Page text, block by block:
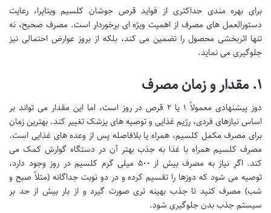
برای بهره مندی حداکثری از فواید قرص جوشان کلسیم ویتاپرا، رعایت
دستورالعمل های مصرف از اهمیت ویژه ای برخوردار است. مصرف صحیح، نه
تنها اثربخشی محصول را تضمین می کند، بلکه از بروز عوارض احتمالی نیز
جلوگیری می نماید.
۱. مقدار و زمان مصرف
دوز پیشنهادی معمولاً ۱ یا ۲ قرص در روز است، اما این مقدار می تواند بر
اساس نیازهای فردی، رژیم غذایی و توصیه های پزشک تغییر کند. بهترین زمان
برای مصرف مکمل کلسیم، همراه یا بلافاصله پس از وعده های غذایی است.
مصرف کلسیم همراه با غذا به جذب بهتر آن در دستگاه گوارش کمک می
کند. اگر نیاز به مصرف بیش از ۵۰۰ میلی گرم کلسیم در روز وجود دارد،
توصیه می شود که دوزها را تقسیم کرده و در دو نوبت جداگانه (مثلاً صبح و
شب) مصرف کنید تا جذب بهینه تری صورت گیرد و از بار بیش از حد بر
سیستم جذب بدن جلوگیری شود.